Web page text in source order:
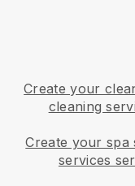
Create your
cleaning
Create your spa
services